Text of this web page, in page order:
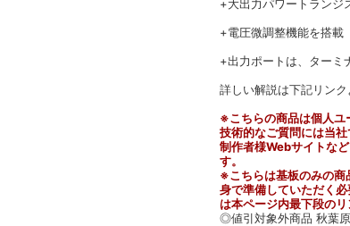
+大出力パワートランジ
+電圧微調整機能を搭載
+出力ポートは、ターミ
詳しい解説は下記リンク
※こちらの商品は個人ユ
技術的なご質問には当社
制作者様Webサイトな
す。
※こちらは基板のみの商
身で準備していただく
は本ページ内最下段の
◎値引対象外商品 秋葉